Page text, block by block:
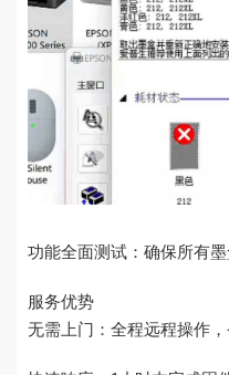
功能全面测试：确保所有
服务优势
无需上门：全程远程操作